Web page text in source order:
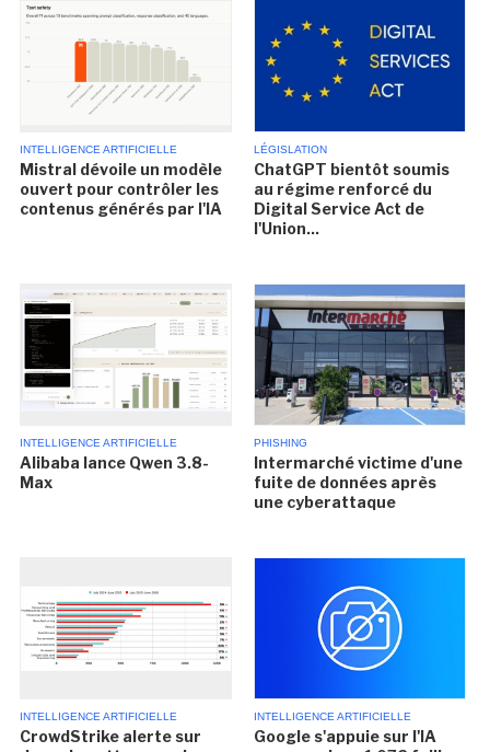
INTELLIGENCE ARTIFICIELLE
Mistral dévoile un modèle
ouvert pour contrôler les
contenus générés par l'IA
LÉGISLATION
ChatGPT bientôt soumis
au régime renforcé du
Digital Service Act de
l'Union...
INTELLIGENCE ARTIFICIELLE
Alibaba lance Qwen 3.8-
Max
PHISHING
Intermarché victime d'une
fuite de données après
une cyberattaque
INTELLIGENCE ARTIFICIELLE
CrowdStrike alerte sur
INTELLIGENCE ARTIFICIELLE
Google s'appuie sur l'IA